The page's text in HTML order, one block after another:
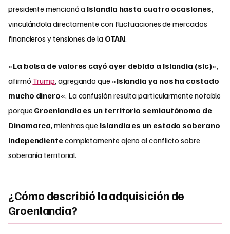
presidente mencionó a Islandia hasta cuatro ocasiones,
vinculándola directamente con fluctuaciones de mercados
financieros y tensiones de la OTAN.
«La bolsa de valores cayó ayer debido a Islandia (sic)«,
afirmó Trump, agregando que «Islandia ya nos ha costado
mucho dinero«. La confusión resulta particularmente notable
porque Groenlandia es un territorio semiautónomo de
Dinamarca, mientras que Islandia es un estado soberano
independientecompletamente ajeno al conflicto sobre
soberanía territorial.
¿Cómo describió la adquisición de
Groenlandia?